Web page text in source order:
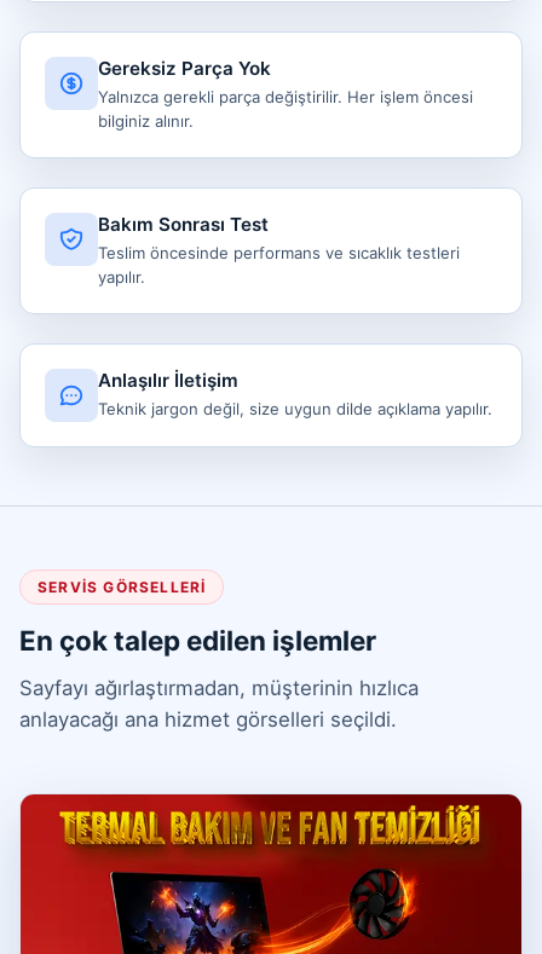
Gereksiz Parça Yok
Yalnızca gerekli parça değiştirilir. Her işlem öncesi
bilginiz alınır.
Bakım Sonrası Test
Teslim öncesinde performans ve sıcaklık testleri
yapılır.
Anlaşılır İletişim
Teknik jargon değil, size uygun dilde açıklama yapılır.
SERVIS GÖRSELLERI
En çok talep edilen işlemler
Sayfayı ağırlaştırmadan, müşterinin hızlıca
anlayacağı ana hizmet görselleri seçildi.